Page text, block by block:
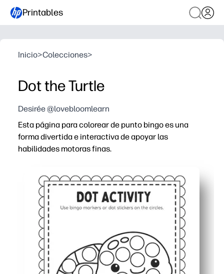
Printables
Inicio>Colecciones>
Dot the Turtle
Desirée @lovebloomlearn
Esta página para colorear de punto bingo es una
forma divertida e interactiva de apoyar las
habilidades motoras finas.
Fortalece los músculos de las manos y el agarre con
Los objetivos de puntos transparentes aumentan la
El bonito tema de la tortuga mantiene a los niños